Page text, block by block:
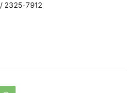
2325-7912